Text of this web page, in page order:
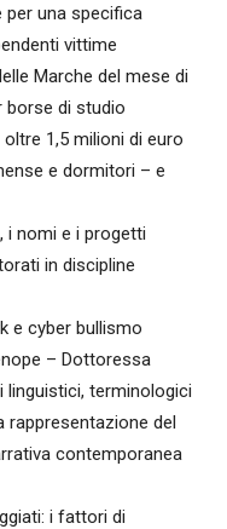
per una specifica
vittime
Marche del mese di
borse di studio
1,5 milioni di euro
e dormitori – e
i nomi e i progetti
in discipline
e cyber bullismo
– Dottoressa
linguistici, terminologici
rappresentazione del
contemporanea
i fattori di